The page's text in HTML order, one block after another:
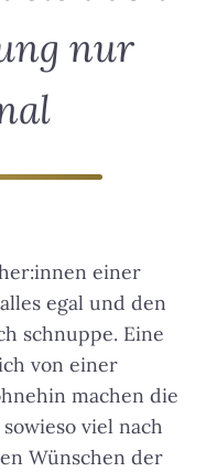
nur
einer
egal und den
schnuppe. Eine
von einer
machen die
viel nach
Wünschen der